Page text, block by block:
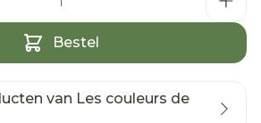
Bestel
van Les couleurs de